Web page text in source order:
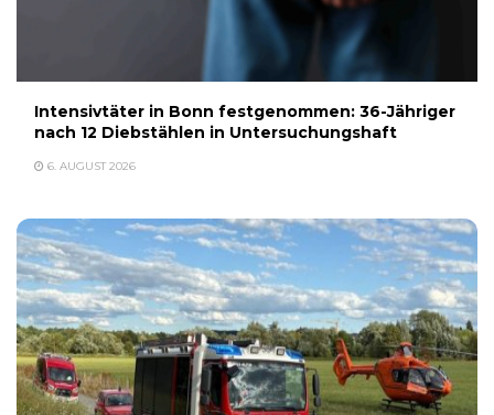
Intensivtäter in Bonn festgenommen: 36-Jähriger
nach 12 Diebstählen in Untersuchungshaft
6. AUGUST 2026